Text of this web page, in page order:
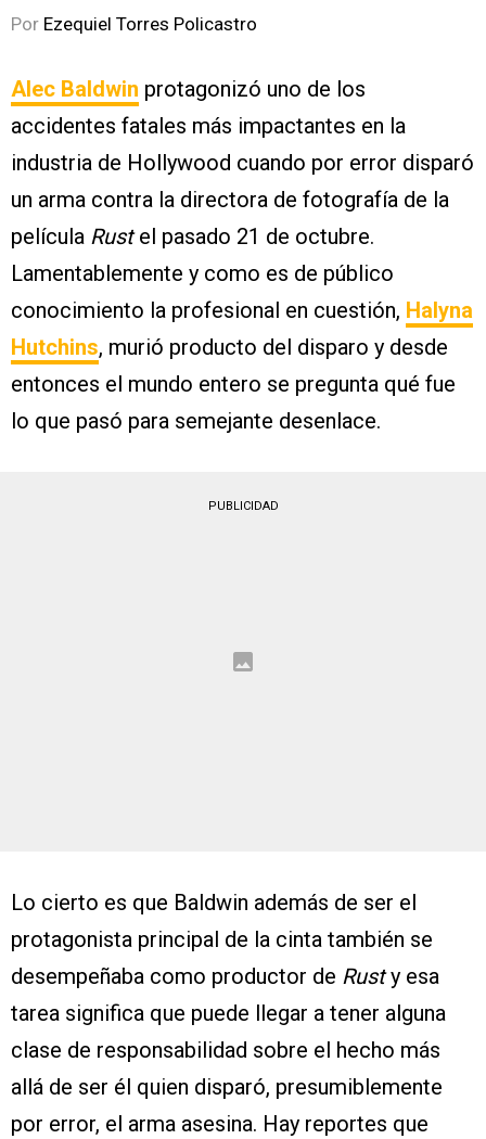
Por Ezequiel Torres Policastro
Alec Baldwin protagonizó uno de los
accidentes fatales más impactantes en la
industria de Hollywood cuando por error disparó
un arma contra la directora de fotografía de la
película Rustel pasado 21 de octubre.
Lamentablemente y como es de público
conocimiento la profesional en cuestión, Halyna
Hutchins, murió producto del disparo y desde
entonces el mundo entero se pregunta qué fue
lo que pasó para semejante desenlace.
PUBLICIDAD
Lo cierto es que Baldwin además de ser el
protagonista principal de la cinta también se
desempeñaba como productor de Rusty esa
tarea significa que puede llegar a tener alguna
clase de responsabilidad sobre el hecho más
allá de ser él quien disparó, presumiblemente
por error, el arma asesina. Hay reportes que